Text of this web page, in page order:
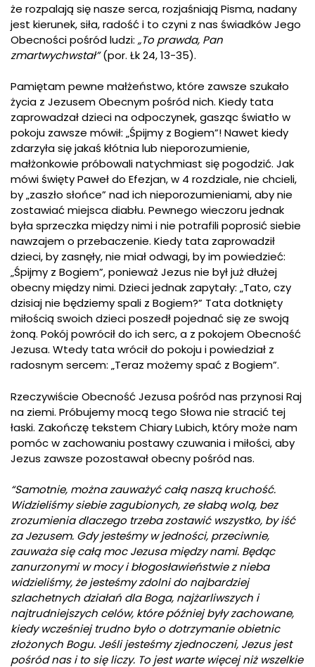
że rozpalają się nasze serca, rozjaśniają Pisma, nadany
jest kierunek, siła, radość i to czyni z nas świadków Jego
Obecności pośród ludzi: „To prawda, Pan
zmartwychwstał”(por. Łk 24, 13-35).
Pamiętam pewne małżeństwo, które zawsze szukało
życia z Jezusem Obecnym pośród nich. Kiedy tata
zaprowadzał dzieci na odpoczynek, gasząc światło w
pokoju zawsze mówił: „Śpijmy z Bogiem”! Nawet kiedy
zdarzyła się jakaś kłótnia lub nieporozumienie,
małżonkowie próbowali natychmiast się pogodzić. Jak
mówi święty Paweł do Efezjan, w 4 rozdziale, nie chcieli,
by „zaszło słońce” nad ich nieporozumieniami, aby nie
zostawiać miejsca diabłu. Pewnego wieczoru jednak
była sprzeczka między nimi i nie potrafili poprosić siebie
nawzajem o przebaczenie. Kiedy tata zaprowadził
dzieci, by zasnęły, nie miał odwagi, by im powiedzieć:
„Śpijmy z Bogiem”, ponieważ Jezus nie był już dłużej
obecny między nimi. Dzieci jednak zapytały: „Tato, czy
dzisiaj nie będziemy spali z Bogiem?” Tata dotknięty
miłością swoich dzieci poszedł pojednać się ze swoją
żoną. Pokój powrócił do ich serc, a z pokojem Obecność
Jezusa. Wtedy tata wrócił do pokoju i powiedział z
radosnym sercem: „Teraz możemy spać z Bogiem”.
Rzeczywiście Obecność Jezusa pośród nas przynosi Raj
na ziemi. Próbujemy mocą tego Słowa nie stracić tej
łaski. Zakończę tekstem Chiary Lubich, który może nam
pomóc w zachowaniu postawy czuwania i miłości, aby
Jezus zawsze pozostawał obecny pośród nas.
“Samotnie, można zauważyć całą naszą kruchość.
Widzieliśmy siebie zagubionych, ze słabą wolą, bez
zrozumienia dlaczego trzeba zostawić wszystko, by iść
za Jezusem. Gdy jesteśmy w jedności, przeciwnie,
zauważa się całą moc Jezusa między nami. Będąc
zanurzonymi w mocy i błogosławieństwie z nieba
widzieliśmy, że jesteśmy zdolni do najbardziej
szlachetnych działań dla Boga, najżarliwszych i
najtrudniejszych celów, które później były zachowane,
kiedy wcześniej trudno było o dotrzymanie obietnic
złożonych Bogu. Jeśli jesteśmy zjednoczeni, Jezus jest
pośród nas i to się liczy. To jest warte więcej niż wszelkie